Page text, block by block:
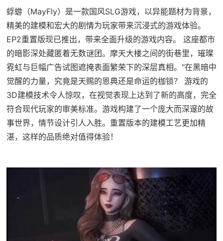
蜉蝣（MayFly）是一款国风SLG游戏，以异能题材为背景，
精美的建模和宏大的剧情为玩家带来沉浸式的游戏体验。
EP2重置版现已推出，带来全面升级的游戏内容。 这座都市
的暗影深处藏匿着无数谜团。摩天大楼之间的街巷里，璀璨
霓虹与巨幅广告试图遮掩表面繁荣下的深层真相。"在黑暗中
觉醒的力量，究竟是天赐的恩典还是命运的枷锁？ 游戏的
3D建模技术令人惊叹，在视觉表现上达到了新的高度，完全
符合现代玩家的审美标准。游戏构建了一个庞大而深邃的故
事世界，情节设计引人入胜。重置版本的建模工艺更加精
湛，这样的品质绝对值得体验！